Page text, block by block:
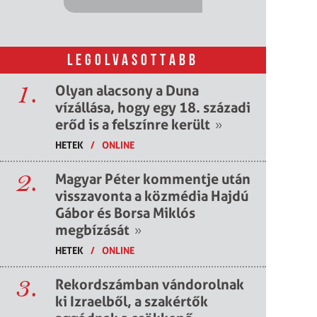
LEGOLVASOTTABB
1.
Olyan alacsony a Duna
vízállása, hogy egy 18. századi
erőd is a felszínre került »
HETEK / ONLINE
2.
Magyar Péter kommentje után
visszavonta a közmédia Hajdú
Gábor és Borsa Miklós
megbízását »
HETEK / ONLINE
3.
Rekordszámban vándorolnak
ki Izraelből, a szakértők